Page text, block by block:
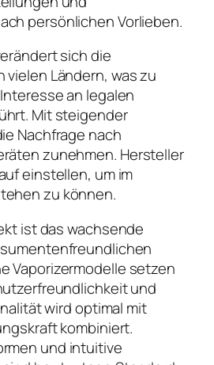
persönlichen Vorlieben.
sich die
Ländern, was zu
an legalen
Mit steigender
Nachfrage nach
zunehmen. Hersteller
einstellen, um im
zu können.
ist das wachsende
Vaporizermodelle setzen
und
wird optimal mit
kombiniert.
und intuitive